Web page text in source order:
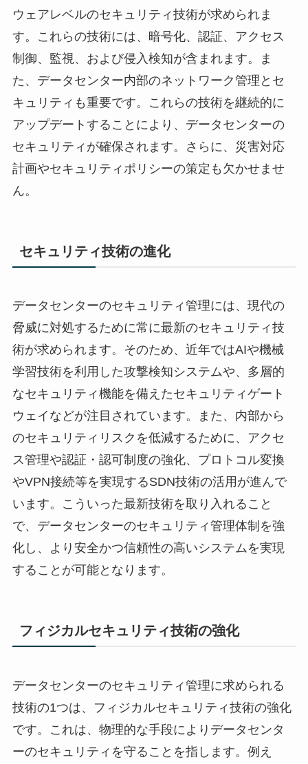
ウェアレベルのセキュリティ技術が求められま
す。これらの技術には、暗号化、認証、アクセス
制御、監視、および侵入検知が含まれます。ま
た、データセンター内部のネットワーク管理とセ
キュリティも重要です。これらの技術を継続的に
アップデートすることにより、データセンターの
セキュリティが確保されます。さらに、災害対応
計画やセキュリティポリシーの策定も欠かせませ
ん。
セキュリティ技術の進化
データセンターのセキュリティ管理には、現代の
脅威に対処するために常に最新のセキュリティ技
術が求められます。そのため、近年ではAIや機械
学習技術を利用した攻撃検知システムや、多層的
なセキュリティ機能を備えたセキュリティゲート
ウェイなどが注目されています。また、内部から
のセキュリティリスクを低減するために、アクセ
ス管理や認証・認可制度の強化、プロトコル変換
やVPN接続等を実現するSDN技術の活用が進んで
います。こういった最新技術を取り入れること
で、データセンターのセキュリティ管理体制を強
化し、より安全かつ信頼性の高いシステムを実現
することが可能となります。
フィジカルセキュリティ技術の強化
データセンターのセキュリティ管理に求められる
技術の1つは、フィジカルセキュリティ技術の強化
です。これは、物理的な手段によりデータセンタ
ーのセキュリティを守ることを指します。例え